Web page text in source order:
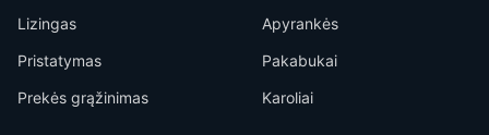
Lizingas
Pristatymas
Prekės grąžinimas
Apyrankės
Pakabukai
Karoliai